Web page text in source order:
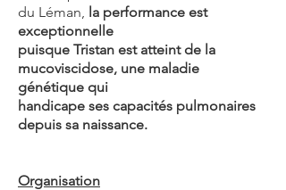
du Léman, la performance est
exceptionnelle
puisque Tristan est atteint de la
mucoviscidose, une maladie
génétique qui
handicape ses capacités pulmonaires
depuis sa naissance.
Organisation